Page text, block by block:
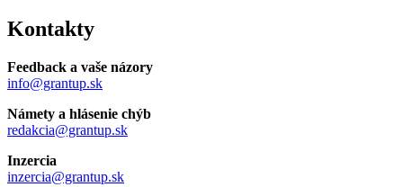
Kontakty
Feedback a vaše názory
info@grantup.sk
Námety a hlásenie chýb
redakcia@grantup.sk
Inzercia
inzercia@grantup.sk